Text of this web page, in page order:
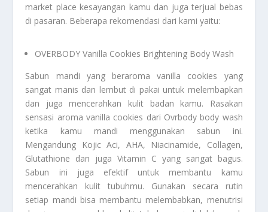
market place kesayangan kamu dan juga terjual bebas
di pasaran. Beberapa rekomendasi dari kami yaitu:
OVERBODY Vanilla Cookies Brightening Body Wash
Sabun mandi yang beraroma vanilla cookies yang
sangat manis dan lembut di pakai untuk melembapkan
dan juga mencerahkan kulit badan kamu. Rasakan
sensasi aroma vanilla cookies dari Ovrbody body wash
ketika kamu mandi menggunakan sabun ini.
Mengandung Kojic Aci, AHA, Niacinamide, Collagen,
Glutathione dan juga Vitamin C yang sangat bagus.
Sabun ini juga efektif untuk membantu kamu
mencerahkan kulit tubuhmu. Gunakan secara rutin
setiap mandi bisa membantu melembabkan, menutrisi